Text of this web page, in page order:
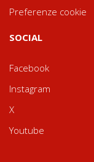
Preferenze cookie
SOCIAL
Facebook
Instagram
X
Youtube